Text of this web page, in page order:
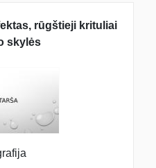
rūgštieji krituliai
skylės